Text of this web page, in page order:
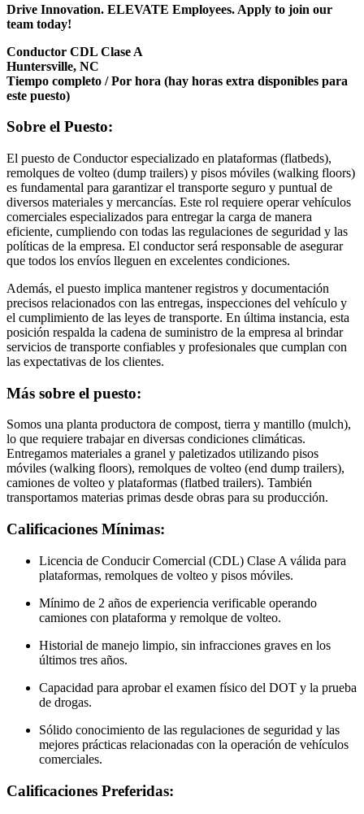
Drive Innovation. ELEVATE Employees. Apply to join our
team today!
Conductor CDL Clase A
Huntersville, NC
Tiempo completo / Por hora (hay horas extra disponibles para
este puesto)
Sobre el Puesto:
El puesto de Conductor especializado en plataformas (flatbeds),
remolques de volteo (dump trailers) y pisos móviles (walking floors)
es fundamental para garantizar el transporte seguro y puntual de
diversos materiales y mercancías. Este rol requiere operar vehículos
comerciales especializados para entregar la carga de manera
eficiente, cumpliendo con todas las regulaciones de seguridad y las
políticas de la empresa. El conductor será responsable de asegurar
que todos los envíos lleguen en excelentes condiciones.
Además, el puesto implica mantener registros y documentación
precisos relacionados con las entregas, inspecciones del vehículo y
el cumplimiento de las leyes de transporte. En última instancia, esta
posición respalda la cadena de suministro de la empresa al brindar
servicios de transporte confiables y profesionales que cumplan con
las expectativas de los clientes.
Más sobre el puesto:
Somos una planta productora de compost, tierra y mantillo (mulch),
lo que requiere trabajar en diversas condiciones climáticas.
Entregamos materiales a granel y paletizados utilizando pisos
móviles (walking floors), remolques de volteo (end dump trailers),
camiones de volteo y plataformas (flatbed trailers). También
transportamos materias primas desde obras para su producción.
Calificaciones Mínimas:
Licencia de Conducir Comercial (CDL) Clase A válida para
plataformas, remolques de volteo y pisos móviles.
Mínimo de 2 años de experiencia verificable operando
camiones con plataforma y remolque de volteo.
Historial de manejo limpio, sin infracciones graves en los
últimos tres años.
Capacidad para aprobar el examen físico del DOT y la prueba
de drogas.
Sólido conocimiento de las regulaciones de seguridad y las
mejores prácticas relacionadas con la operación de vehículos
comerciales.
Calificaciones Preferidas: